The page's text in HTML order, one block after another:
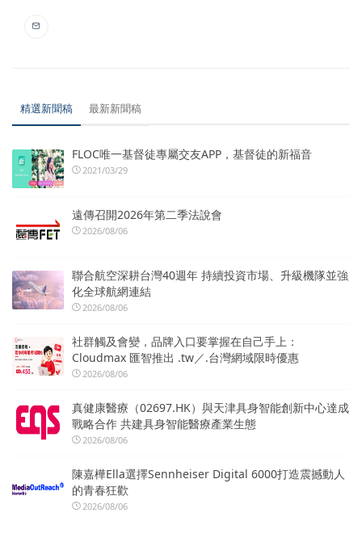
精選新聞稿 最新新聞稿
FLOC唯一基督徒專屬交友APP，基督徒的新福音
2021/03/29
遠傳召開2026年第二季法說會
2026/08/06
聯合航空深耕台灣40週年 持續投資市場、升級機隊並強
化全球航網連結
2026/08/06
社群觸及會變，品牌入口要掌握在自己手上：
Cloudmax 匯智推出 .tw／.台灣網域限時優惠
2026/08/06
真健康醫療（02697.HK）與天津具身智能創新中心達成
戰略合作 共建具身智能醫療產業生態
2026/08/06
陳嘉樺Ella選擇Sennheiser Digital 6000打造震撼動人
的青春狂歡
2026/08/06